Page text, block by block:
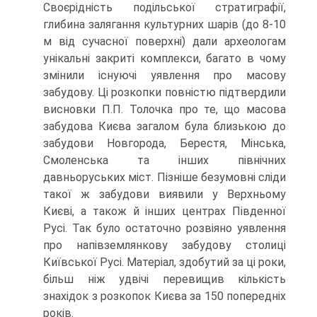
Своєрідність подільської стратиграфії,
глибина залягання культурних шарів (до 8-10
м від сучасної поверхні) дали археологам
унікальні закриті комплекси, багато в чому
змінили існуючі уявлення про масову
забудову. Ці розкопки повністю підтвердили
висновки П.П. Толочка про те, що масова
забудова Києва загалом була близькою до
забудови Новгорода, Берестя, Мінська,
Смоленська та інших північних
давньоруських міст. Пізніше безумовні сліди
такої ж забудови виявили у Верхньому
Києві, а також й інших центрах Південної
Русі. Так було остаточно розвіяно уявлення
про напівземлянкову забудову столиці
Київської Русі. Матеріал, здобутий за ці роки,
більш ніж удвічі перевищив кількість
знахідок з розкопок Києва за 150 попередніх
років.